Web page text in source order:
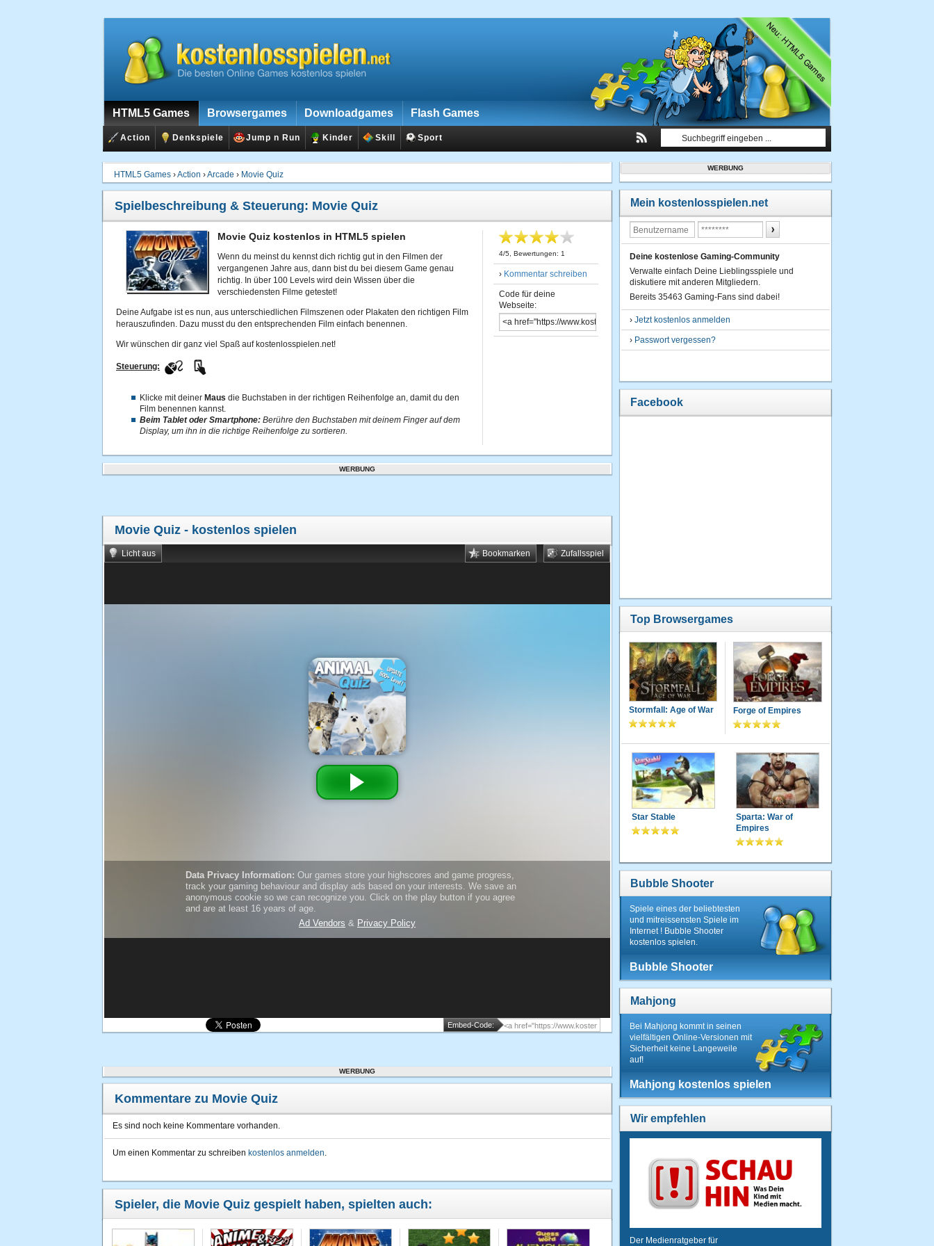
HTML5 Games Browsergames Downloadgames Flash Games
Action Denkspiele Jump n Run Kinder Skill Sport
HTML5 Games ›Action ›Arcade › Movie Quiz
Spielbeschreibung & Steuerung: Movie Quiz
Movie Quiz kostenlos in HTML5 spielen
Wenn du meinst du kennst dich richtig gut in den Filmen der
vergangenen Jahre aus, dann bist du bei diesem Game genau
richtig. In über 100 Levels wird dein Wissen über die
verschiedensten Filme getestet!
Deine Aufgabe ist es nun, aus unterschiedlichen Filmszenen oder Plakaten den richtigen Film
herauszufinden. Dazu musst du den entsprechenden Film einfach benennen.
Wir wünschen dir ganz viel Spaß auf kostenlosspielen.net!
Steuerung:
Klicke mit deiner Maus die Buchstaben in der richtigen Reihenfolge an, damit du den
Film benennen kannst.
Beim Tablet oder Smartphone: Berühre den Buchstaben mit deinem Finger auf dem
Display, um ihn in die richtige Reihenfolge zu sortieren.
4/5 , Bewertungen: 1
› Kommentar schreiben
Code für deine
Webseite:
WERBUNG
Movie Quiz - kostenlos spielen
Licht aus Zufallsspiel
Bookmarken
Embed-Code:
WERBUNG
Kommentare zu Movie Quiz
Es sind noch keine Kommentare vorhanden.
Um einen Kommentar zu schreiben kostenlos anmelden.
Spieler, die Movie Quiz gespielt haben, spielten auch:
WERBUNG
Mein kostenlosspielen.net
Deine kostenlose Gaming-Community
Verwalte einfach Deine Lieblingsspiele und
diskutiere mit anderen Mitgliedern.
Bereits 35463 Gaming-Fans sind dabei!
› Jetzt kostenlos anmelden
› Passwort vergessen?
Facebook
Top Browsergames
Stormfall: Age of War Forge of Empires
Star Stable
Sparta: War of
Empires
Bubble Shooter
Spiele eines der beliebtesten
und mitreissensten Spiele im
Internet ! Bubble Shooter
kostenlos spielen.
Bubble Shooter
Mahjong
Bei Mahjong kommt in seinen
vielfältigen Online-Versionen mit
Sicherheit keine Langeweile
auf!
Mahjong kostenlos spielen
Wir empfehlen
Der Medienratgeber für